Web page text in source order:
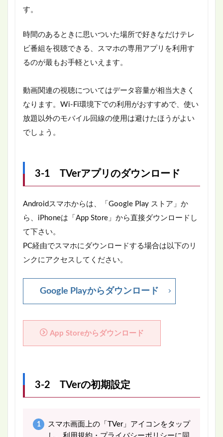
す。
時間のあるときに思いついた場所で好きなだけテレ
ビ番組を視聴できる、スマホの専用アプリを利用す
るのが最もお手軽といえます。
動画関連の視聴についてはデータ容量が相当大きく
なります。Wi-Fi環境下での利用がおすすめで、使い
放題以外のモバイル回線の使用は避けたほうがよい
でしょう。
3-1 TVerアプリのダウンロード
Androidスマホからは、「Google Play ストア」か
ら、iPhoneは「App Store」から直接ダウンロードし
て下さい。
PC経由でスマホにダウンロードする場合は以下のリ
ンクにアクセスしてください。
Google Playからダウンロード
App Storeからダウンロード
3-2 TVerの初期設定
スマホ画面上の「TVer」アイコンをタップ
し、利用規約・プライバシーポリシーに同